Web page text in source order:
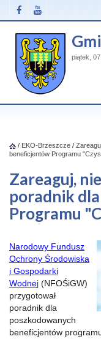
piątek,
/ EKO-Brzeszcze /
beneficjentów Programu
Zareaguj,
poradnik
Programu
Narodowy Fundusz
Ochrony Środowiska
i Gospodarki
Wodnej (NFOŚiGW)
przygotował
poradnik dla
poszkodowanych
beneficjentów